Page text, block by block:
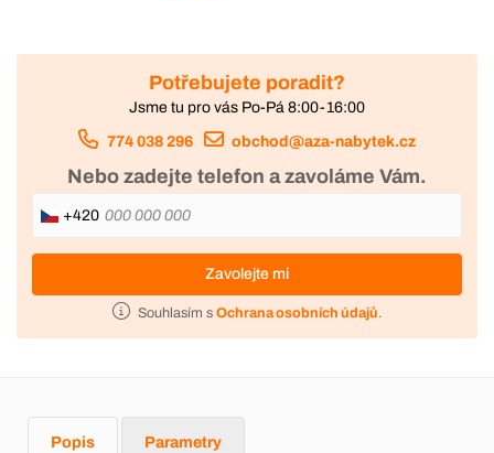
Potřebujete poradit?
Jsme tu pro vás Po-Pá 8:00-16:00
774 038 296 obchod@aza-nabytek.cz
Nebo zadejte telefon a zavoláme Vám.
+420
Zavolejte mi
Souhlasím s Ochrana osobních údajů.
Popis Parametry